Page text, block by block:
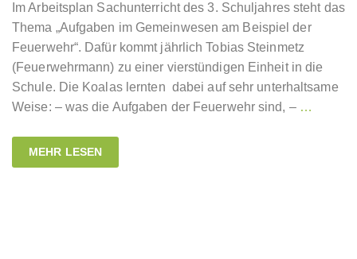
Im Arbeitsplan Sachunterricht des 3. Schuljahres steht das
Thema „Aufgaben im Gemeinwesen am Beispiel der
Feuerwehr“. Dafür kommt jährlich Tobias Steinmetz
(Feuerwehrmann) zu einer vierstündigen Einheit in die
Schule. Die Koalas lernten dabei auf sehr unterhaltsame
Weise: – was die Aufgaben der Feuerwehr sind, – …
MEHR LESEN